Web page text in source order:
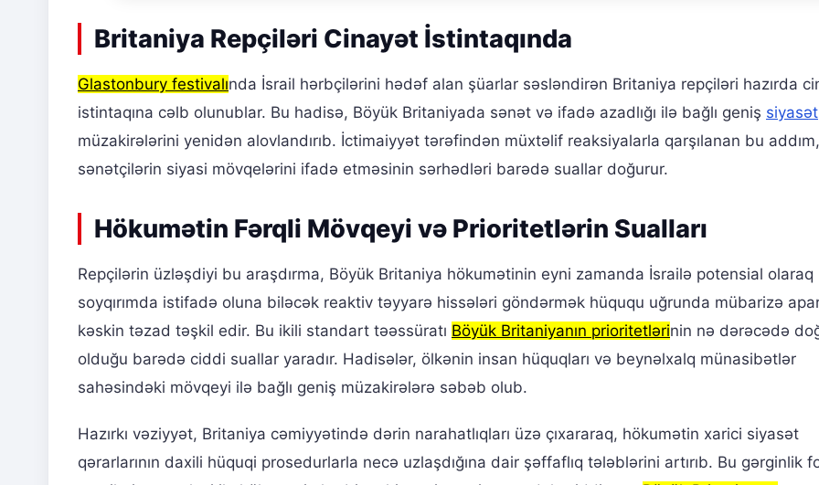
Britaniya Repçiləri Cinayət İstintaqında
Glastonbury festivalında İsrail hərbçilərini hədəf alan şüarlar səsləndirən Britaniya repçiləri hazırda
istintaqına cəlb olunublar. Bu hadisə, Böyük Britaniyada sənət və ifadə azadlığı ilə bağlı geniş siyasət
müzakirələrini yenidən alovlandırıb. İctimaiyyət tərəfindən müxtəlif reaksiyalarla qarşılanan bu addım,
sənətçilərin siyasi mövqelərini ifadə etməsinin sərhədləri barədə suallar doğurur.
Hökumətin Fərqli Mövqeyi və Prioritetlərin Sualları
Repçilərin üzləşdiyi bu araşdırma, Böyük Britaniya hökumətinin eyni zamanda İsrailə potensial olaraq
soyqırımda istifadə oluna biləcək reaktiv təyyarə hissələri göndərmək hüququ uğrunda mübarizə
kəskin təzad təşkil edir. Bu ikili standart təəssüratı Böyük Britaniyanın prioritetlərinin nə dərəcədə
olduğu barədə ciddi suallar yaradır. Hadisələr, ölkənin insan hüquqları və beynəlxalq münasibətlər
sahəsindəki mövqeyi ilə bağlı geniş müzakirələrə səbəb olub.
Hazırkı vəziyyət, Britaniya cəmiyyətində dərin narahatlıqları üzə çıxararaq, hökumətin xarici siyasət
qərarlarının daxili hüquqi prosedurlarla necə uzlaşdığına dair şəffaflıq tələblərini artırıb. Bu gərginlik